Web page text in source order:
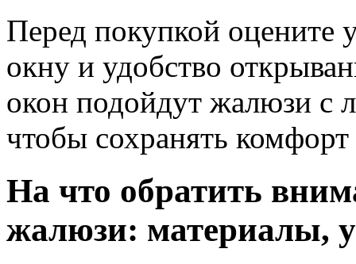
Перед покупкой оцените
окну и удобство
окон подойдут жалюзи с
чтобы сохранять
На что обратить
жалюзи: материалы,